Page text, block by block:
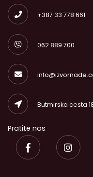
+387 33 778 661
062 889 700
Butmirska cesta
Pratite nas